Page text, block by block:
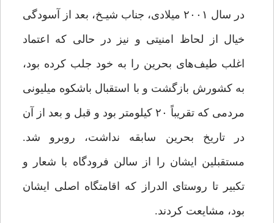
در سال ۲۰۰۱ میلادی، جناب شیـخ، بعد از آسودگی
خیال از لحاظ امنیتی و نیز در حالی که اعتماد
اغلب طیف‌های بحرین را به خود جلب کرده بود،
به کشورش بازگشت و با استقبال باشکوه میلیونی‌
مردمی که تقریباً ۲۰ کیلومتر بود و قبل و بعد از آن
در تاریخ بحرین سابقه نداشت، روبرو شد.
مستقبلین ایشان را از سالن فرودگاه با شعار و
تکبیر تا روستای الدراز که اقامتگاه اصلی ایشان
بود، مشایعت کردند.